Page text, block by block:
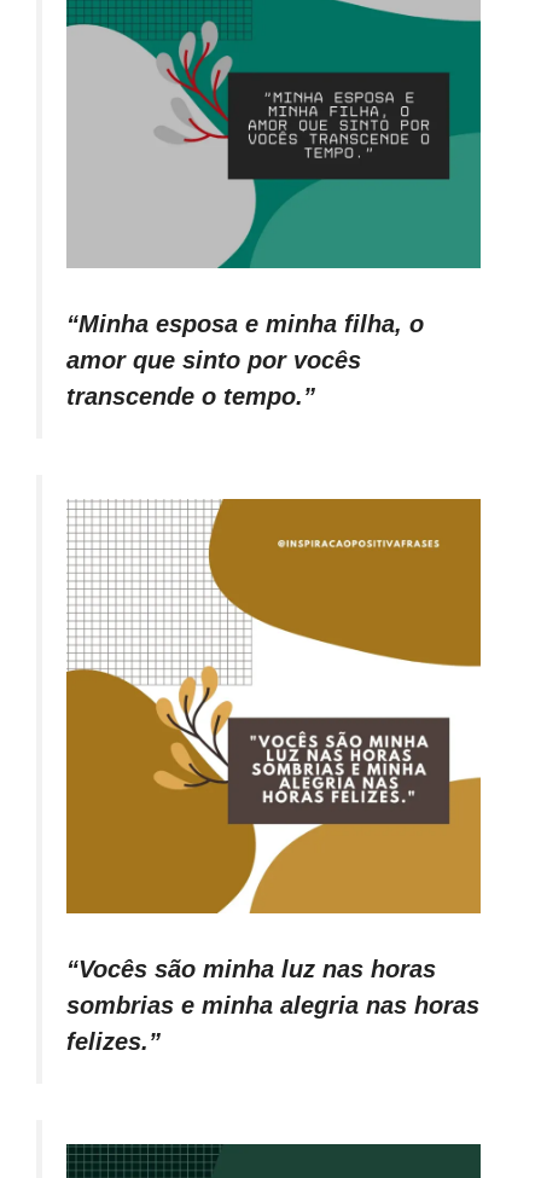
“Minha esposa e minha filha, o
amor que sinto por vocês
transcende o tempo.”
“Vocês são minha luz nas horas
sombrias e minha alegria nas horas
felizes.”